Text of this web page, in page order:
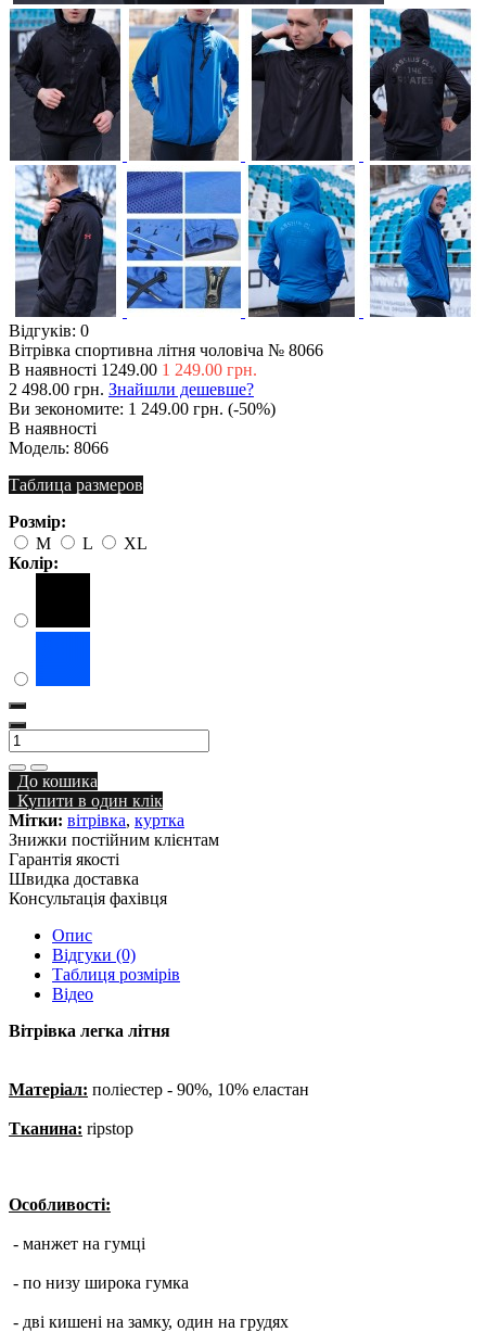
Відгуків: 0
Вітрівка спортивна літня чоловіча № 8066
В наявності 1249.00 1 249.00 грн.
2 498.00 грн. Знайшли дешевше?
Ви зекономите: 1 249.00 грн. (-50%)
В наявності
Модель: 8066
Таблица размеров
Розмір:
M
L
XL
Колір:
До кошика
Купити в один клік
Мітки: вітрівка, куртка
Знижки постійним клієнтам
Гарантія якості
Швидка доставка
Консультація фахівця
Опис
Відгуки (0)
Таблиця розмірів
Відео
Вітрівка легка літня
Матеріал: поліестер - 90%, 10% еластан
Тканина: ripstop
Особливості:
- манжет на гумці
- по низу широка гумка
- дві кишені на замку, один на грудях